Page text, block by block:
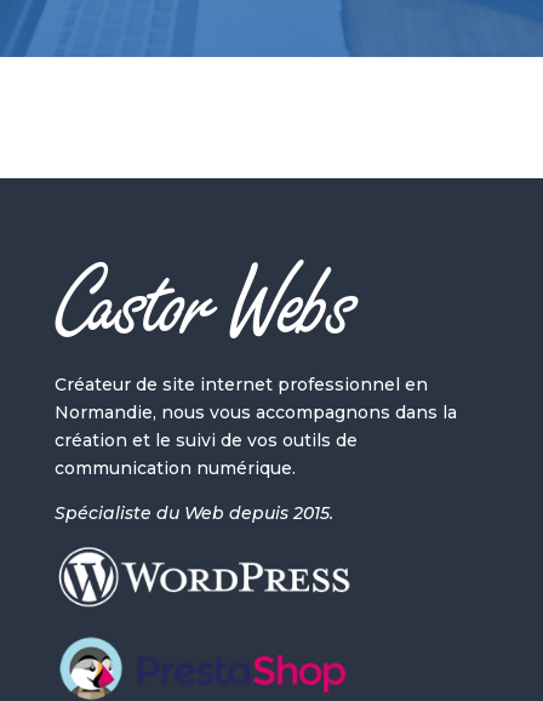
Castor Webs
Créateur de site internet professionnel en
Normandie, nous vous accompagnons dans la
création et le suivi de vos outils de
communication numérique.
Spécialiste du Web depuis 2015.